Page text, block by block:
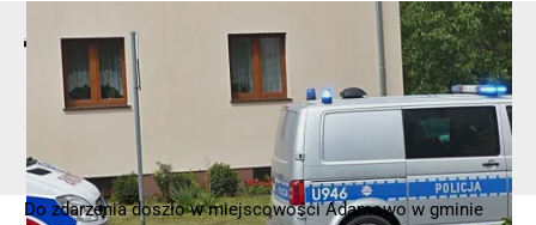
Do zdarzenia doszło w miejscowości Adamowo w gminie
© 2025 – Wielkopolska 112, Wszelkie prawa zastrzeżone |hvln.pl